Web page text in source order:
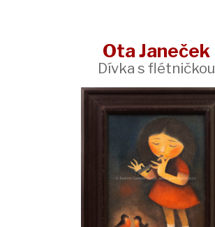
Ota Janeček
Dívka s flétničkou